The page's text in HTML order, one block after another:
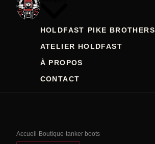
HOLDFAST PIKE BROTHERS
ATELIER HOLDFAST
À PROPOS
CONTACT
Accueil Boutique tanker boots